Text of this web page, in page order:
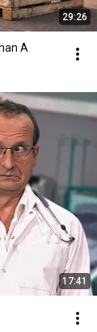
29:26
A
17:41